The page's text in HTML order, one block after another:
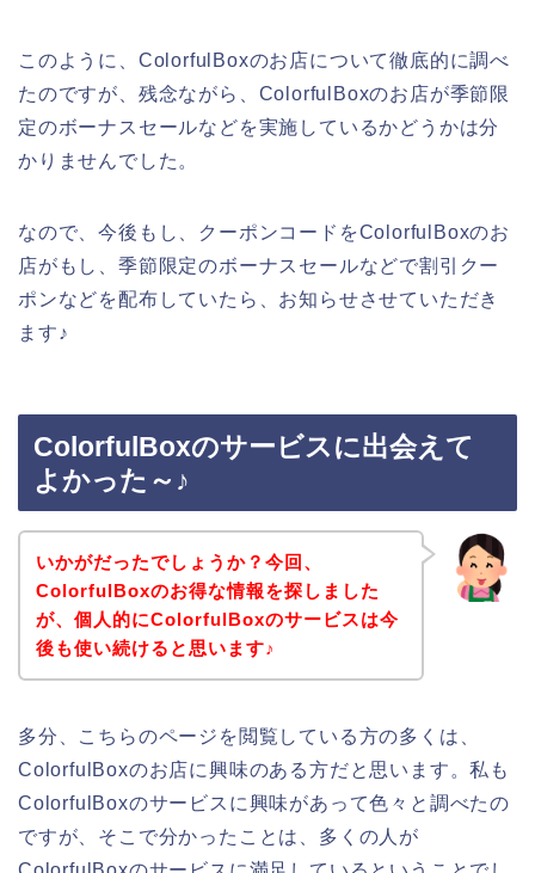
このように、ColorfulBoxのお店について徹底的に調べ
たのですが、残念ながら、ColorfulBoxのお店が季節限
定のボーナスセールなどを実施しているかどうかは分
かりませんでした。
なので、今後もし、クーポンコードをColorfulBoxのお
店がもし、季節限定のボーナスセールなどで割引クー
ポンなどを配布していたら、お知らせさせていただき
ます♪
ColorfulBoxのサービスに出会えて
よかった～♪
いかがだったでしょうか？今回、
ColorfulBoxのお得な情報を探しました
が、個人的にColorfulBoxのサービスは今
後も使い続けると思います♪
多分、こちらのページを閲覧している方の多くは、
ColorfulBoxのお店に興味のある方だと思います。私も
ColorfulBoxのサービスに興味があって色々と調べたの
ですが、そこで分かったことは、多くの人が